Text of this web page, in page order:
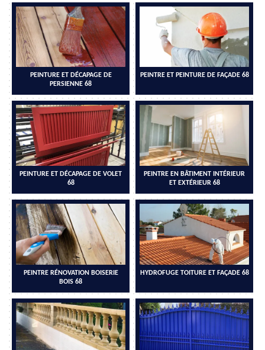
PEINTURE ET DÉCAPAGE DE
PERSIENNE 68
PEINTRE ET PEINTURE DE FAÇADE 68
PEINTURE ET DÉCAPAGE DE VOLET
68
PEINTRE EN BÂTIMENT INTÉRIEUR
ET EXTÉRIEUR 68
PEINTRE RÉNOVATION BOISERIE
BOIS 68
HYDROFUGE TOITURE ET FAÇADE 68